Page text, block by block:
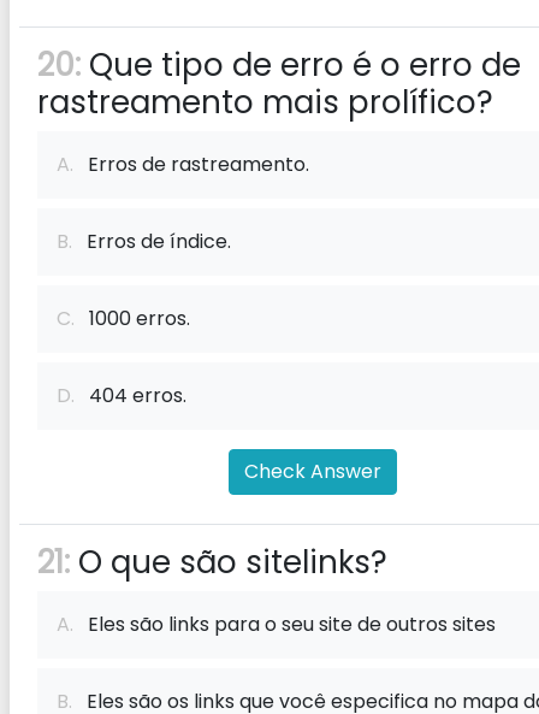
20: Que tipo de erro é o erro de
rastreamento mais prolífico?
A. Erros de rastreamento.
B. Erros de índice.
C. 1000 erros.
D. 404 erros.
Check Answer
21: O que são sitelinks?
A. Eles são links para o seu site de outros sites
B. Eles são os links que você especifica no mapa